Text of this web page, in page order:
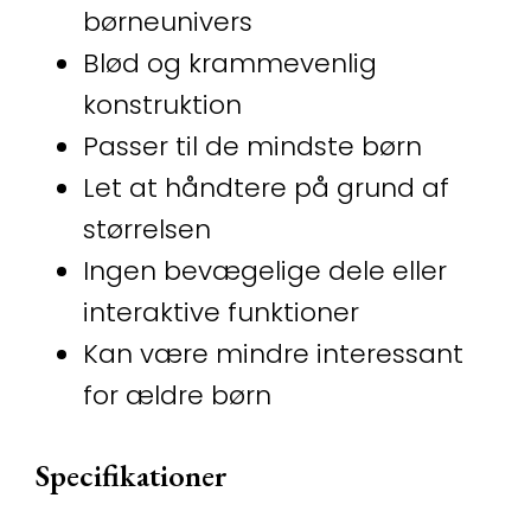
børneunivers
Blød og krammevenlig
konstruktion
Passer til de mindste børn
Let at håndtere på grund af
størrelsen
Ingen bevægelige dele eller
interaktive funktioner
Kan være mindre interessant
for ældre børn
Specifikationer